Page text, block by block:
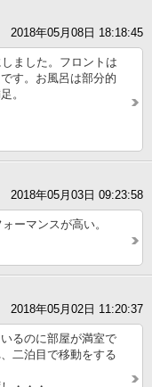
2018年05月08日 18:18:45
ました。フロントは
す。お風呂は部分的
。
2018年05月03日 09:23:58
ーマンスが高い。
2018年05月02日 11:20:37
るのに部屋が満室で
二泊目で移動をする